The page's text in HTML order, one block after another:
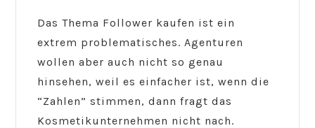
Das Thema Follower kaufen ist ein
extrem problematisches. Agenturen
wollen aber auch nicht so genau
hinsehen, weil es einfacher ist, wenn die
“Zahlen” stimmen, dann fragt das
Kosmetikunternehmen nicht nach.